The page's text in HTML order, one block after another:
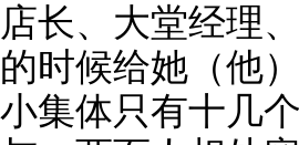
长、大堂经理
时候给她（他
集体只有十几